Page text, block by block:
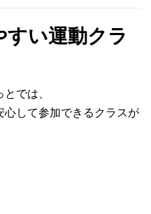
い運動クラ
では、
して参加できるクラスが